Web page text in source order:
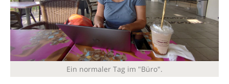
Ein normaler Tag im "Büro".